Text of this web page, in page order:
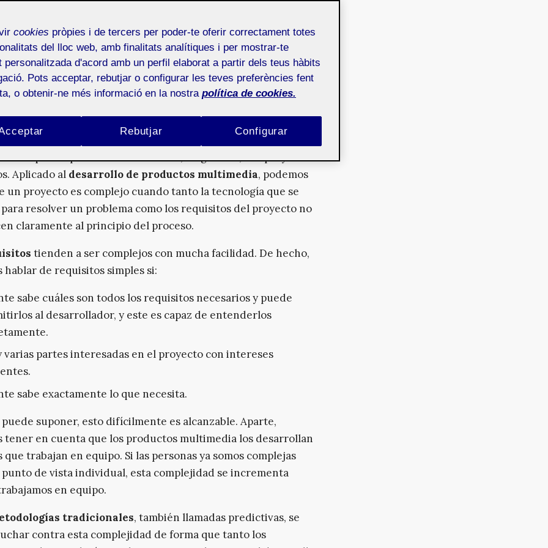
de proyectoses un conjunto de actividades específicas
para administrar el proyecto.
la gestión de proyectos, desde un punto de vista clásico,
en duda, ya que hay nuevos enfoques y planteamientos
proyectos, por ejemplo, las llamadas
metodologías ágiles
que los productos multimedia, en general, son proyectos
Aplicado al desarrollo de productos multimedia, podemos
un proyecto es complejo cuando tanto la tecnología que se
resolver un problema como los requisitos del proyecto no
claramente al principio del proceso.
tienden a ser complejos con mucha facilidad. De hecho,
hablar de requisitos simples si:
sabe cuáles son todos los requisitos necesarios y puede
al desarrollador, y este es capaz de entenderlos
varias partes interesadas en el proyecto con intereses
sabe exactamente lo que necesita.
puede suponer, esto difícilmente es alcanzable. Aparte,
tener en cuenta que los productos multimedia los desarrollan
que trabajan en equipo. Si las personas ya somos complejas
de vista individual, esta complejidad se incrementa
en equipo.
tradicionales, también llamadas predictivas, se
contra esta complejidad de forma que tanto los
cookies pròpies i de tercers per poder-te oferir correctament totes
del lloc web, amb finalitats analítiques i per mostrar-te
personalitzada d'acord amb un perfil elaborat a partir dels teus hàbits
Pots acceptar, rebutjar o configurar les teves preferències fent
o obtenir-ne més informació en la nostra política de cookies.
Rebutjar Configurar